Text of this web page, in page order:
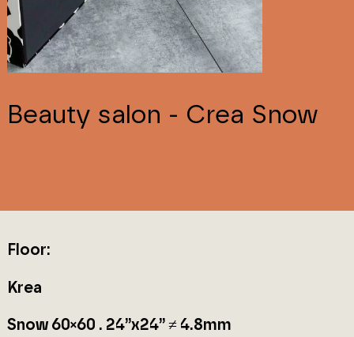
Beauty salon - Crea Snow
Floor:
Krea
Snow 60×60 . 24”x24” ≠ 4.8mm